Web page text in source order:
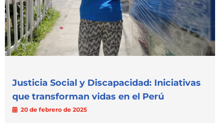
Justicia Social y Discapacidad: Iniciativas
que transforman vidas en el Perú
20 de febrero de 2025